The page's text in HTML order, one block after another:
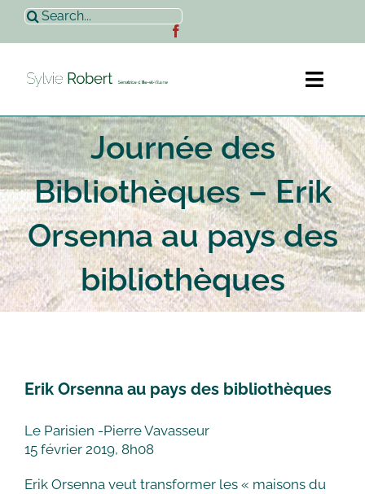
Passer
contenu
Rechercher:
Accueil
Sylvie Robert
Actualités
Contact
Journée des
Bibliothèques – Erik
Orsenna au pays des
bibliothèques
Erik Orsenna au pays des bibliothèques
Le Parisien -Pierre Vavasseur
15 février 2019, 8h08
Erik Orsenna veut transformer les « maisons du